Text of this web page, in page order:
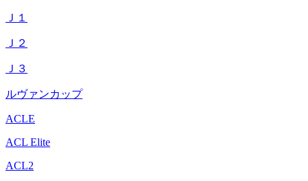
Ｊ１
Ｊ２
Ｊ３
ルヴァンカップ
ACLE
ACL Elite
ACL2